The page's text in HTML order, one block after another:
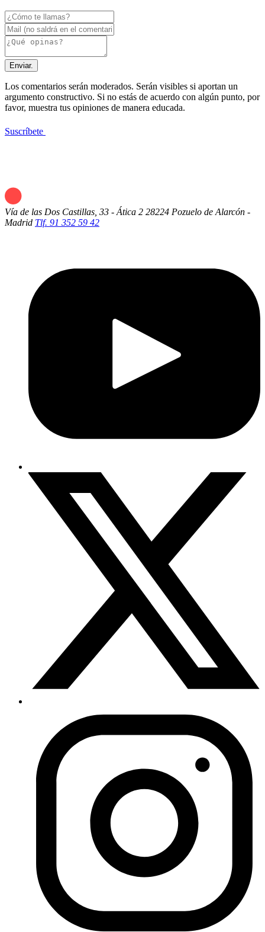
Enviar.
Los comentarios serán moderados. Serán visibles si aportan un
argumento constructivo. Si no estás de acuerdo con algún punto, por
favor, muestra tus opiniones de manera educada.
Suscríbete
Vía de las Dos Castillas, 33 - Ática 2 28224 Pozuelo de Alarcón -
Madrid Tlf. 91 352 59 42